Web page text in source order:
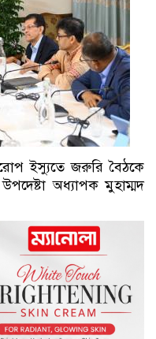
ইস্যুতে জরুরি বৈঠকে
উপদেষ্টা অধ্যাপক মুহাম্মদ